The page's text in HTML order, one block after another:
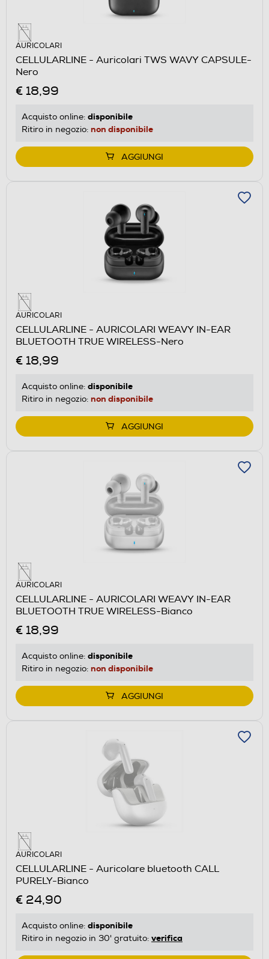
AURICOLARI
CELLULARLINE - Auricolari TWS WAVY CAPSULE-
Nero
€ 18,99
Acquisto online: disponibile
Ritiro in negozio: non disponibile
AGGIUNGI
AURICOLARI
CELLULARLINE - AURICOLARI WEAVY IN-EAR
BLUETOOTH TRUE WIRELESS-Nero
€ 18,99
Acquisto online: disponibile
Ritiro in negozio: non disponibile
AGGIUNGI
AURICOLARI
CELLULARLINE - AURICOLARI WEAVY IN-EAR
BLUETOOTH TRUE WIRELESS-Bianco
€ 18,99
Acquisto online: disponibile
Ritiro in negozio: non disponibile
AGGIUNGI
AURICOLARI
CELLULARLINE - Auricolare bluetooth CALL
PURELY-Bianco
€ 24,90
Acquisto online: disponibile
Ritiro in negozio in 30' gratuito: verifica